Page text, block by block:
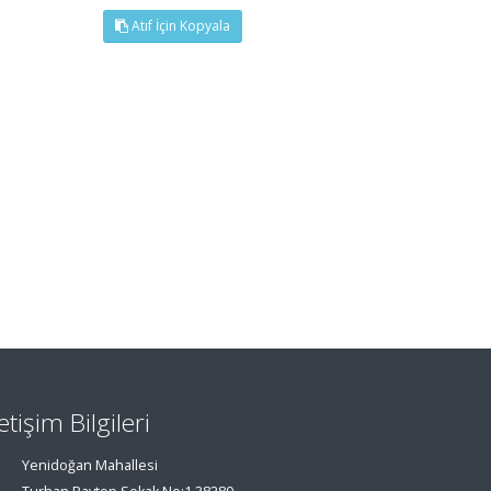
Atıf İçin Kopyala
Bilgileri
Yenidoğan Mahallesi